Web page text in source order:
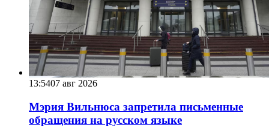
13:5407 авг 2026
Мэрия Вильнюса запретила письменные
обращения на русском языке